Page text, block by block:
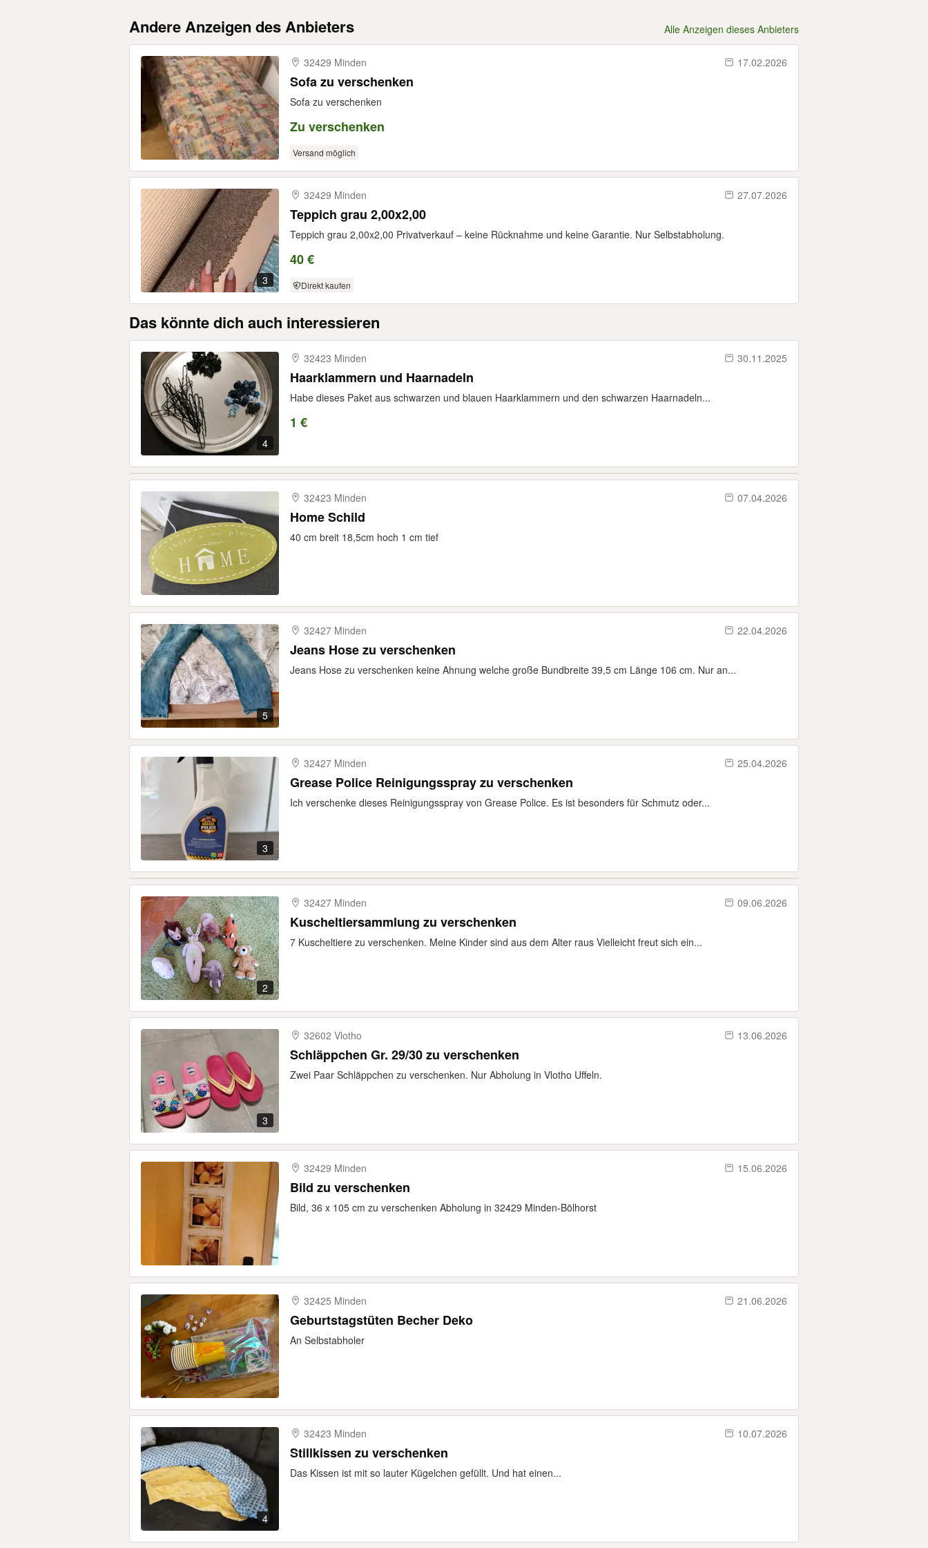
Andere Anzeigen des Anbieters Alle Anzeigen dieses Anbieters
32429 Minden 17.02.2026
Sofa zu verschenken
Sofa zu verschenken
Zu verschenken
Versand möglich
3
32429 Minden 27.07.2026
Teppich grau 2,00x2,00
Teppich grau 2,00x2,00 Privatverkauf – keine Rücknahme und keine Garantie. Nur Selbstabholung.
40 €
Direkt kaufen
Das könnte dich auch interessieren
4
32423 Minden 30.11.2025
Haarklammern und Haarnadeln
Habe dieses Paket aus schwarzen und blauen Haarklammern und den schwarzen Haarnadeln...
1 €
32423 Minden 07.04.2026
Home Schild
40 cm breit 18,5cm hoch 1 cm tief
5
32427 Minden 22.04.2026
Jeans Hose zu verschenken
Jeans Hose zu verschenken keine Ahnung welche große Bundbreite 39,5 cm Länge 106 cm. Nur an...
3
32427 Minden 25.04.2026
Grease Police Reinigungsspray zu verschenken
Ich verschenke dieses Reinigungsspray von Grease Police. Es ist besonders für Schmutz oder...
2
32427 Minden 09.06.2026
Kuscheltiersammlung zu verschenken
7 Kuscheltiere zu verschenken. Meine Kinder sind aus dem Alter raus Vielleicht freut sich ein...
3
32602 Vlotho 13.06.2026
Schläppchen Gr. 29/30 zu verschenken
Zwei Paar Schläppchen zu verschenken. Nur Abholung in Vlotho Uffeln.
32429 Minden 15.06.2026
Bild zu verschenken
Bild, 36 x 105 cm zu verschenken Abholung in 32429 Minden-Bölhorst
32425 Minden 21.06.2026
Geburtstagstüten Becher Deko
An Selbstabholer
4
32423 Minden 10.07.2026
Stillkissen zu verschenken
Das Kissen ist mit so lauter Kügelchen gefüllt. Und hat einen...